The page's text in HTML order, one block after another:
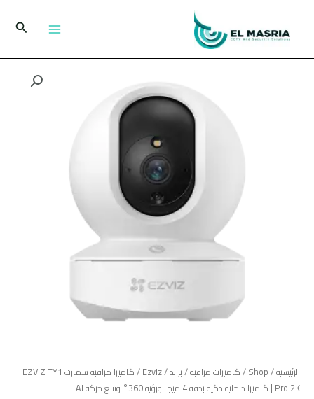
المحتوى
البحث
الرئيسية/
Shop
/كاميرات مراقبة/براند/
Ezviz
/ كاميرا مراقبة سمارت EZVIZ TY1
Pro 2K | كاميرا داخلية ذكية بدقة 4 ميجا ورؤية 360° وتتبع حركة AI